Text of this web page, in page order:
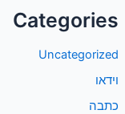
Categories
Uncategorized
וידאו
כתבה